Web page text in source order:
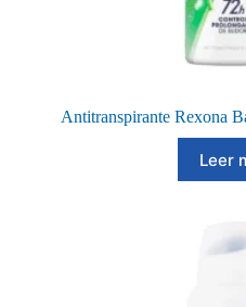
Antitranspirante Rexona
Leer